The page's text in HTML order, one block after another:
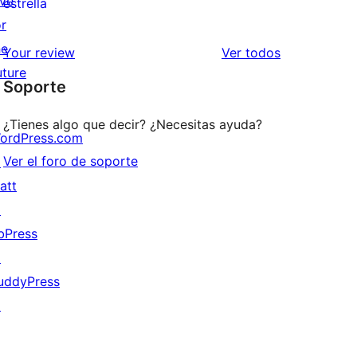
2
estrellas
valoraciones
de
1
estrellas
estrella
Your review Ver todoslos
Soporte
¿Tienes algo que decir? ¿Necesitas ayuda?
Ver el foro de soporte